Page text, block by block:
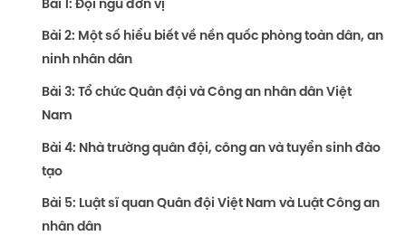
Bài 1: Đội ngũ đơn vị
Bài 2: Một số hiểu biết về nền quốc phòng toàn dân, an
ninh nhân dân
Bài 3: Tổ chức Quân đội và Công an nhân dân Việt
Nam
Bài 4: Nhà trường quân đội, công an và tuyển sinh đào
tạo
Bài 5: Luật sĩ quan Quân đội Việt Nam và Luật Công an
nhân dân